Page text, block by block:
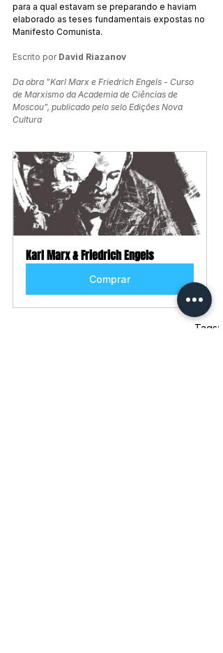
para a qual estavam se preparando e haviam
elaborado as teses fundamentais expostas no
Manifesto Comunista.
Escrito por David Riazanov
Da obra "Karl Marx e Friedrich Engels - Curso
de Marxismo da Academia de Ciências de
Moscou", publicado pelo selo Edições Nova
Cultura
Karl Marx & Friedrich Engels
Comprar
Tags: